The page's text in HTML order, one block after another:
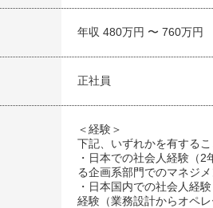
年収 480万円 〜 760万円
正社員
＜経験＞
下記、いずれかを有するこ
・日本での社会人経験（
る企画系部門でのマネジ
・日本国内での社会人経
経験（業務設計からオペレ